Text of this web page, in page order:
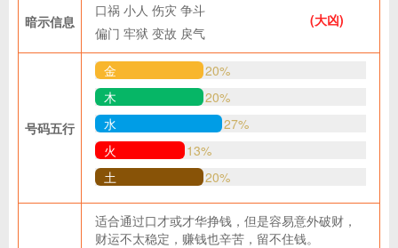
暗示信息
口祸 小人 伤灾 争斗
偏门 牢狱 变故 戾气
(大凶)
号码五行
金
20%
木
20%
水
27%
火
13%
土
20%
适合通过口才或才华挣钱，但是容易意外破财，
财运不太稳定，赚钱也辛苦，留不住钱。